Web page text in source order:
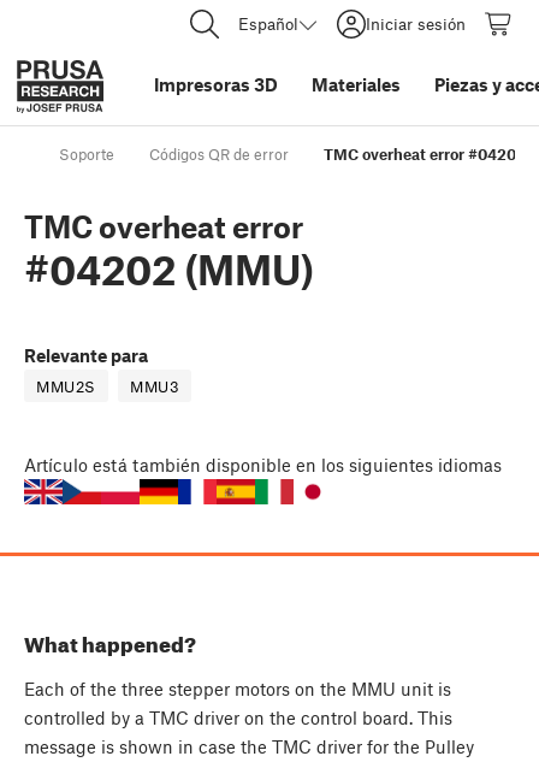
Español Iniciar sesión
Impresoras 3D Materiales Piezas y
Soporte Códigos QR de error TMC overheat error #04202
TMC overheat error
#04202 (MMU)
Relevante para
MMU2S MMU3
Artículo está también disponible en los siguientes idiomas
What happened?
Each of the three stepper motors on the MMU unit is
controlled by a TMC driver on the control board. This
message is shown in case the TMC driver for the Pulley